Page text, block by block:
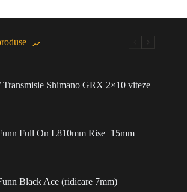
Transmisie Shimano GRX 2×10 viteze
Full On L810mm Rise+15mm
Black Ace (ridicare 7mm)